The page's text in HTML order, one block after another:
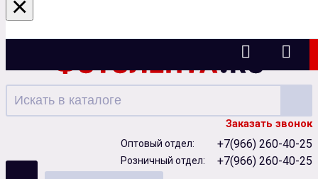
Ижевск
Заказать звонок
Оптовый отдел: +7(966) 260-40-25
Розничный отдел: +7(966) 260-40-25
×